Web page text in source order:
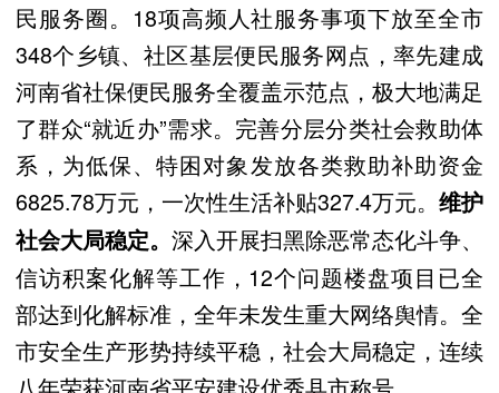
民服务圈。18项高频人社服务事项下放至全市
348个乡镇、社区基层便民服务网点，率先建成
河南省社保便民服务全覆盖示范点，极大地满足
了群众“就近办”需求。完善分层分类社会救助体
系，为低保、特困对象发放各类救助补助资金
6825.78万元，一次性生活补贴327.4万元。 维护
社会大局稳定。 深入开展扫黑除恶常态化斗争、
信访积案化解等工作，12个问题楼盘项目已全
部达到化解标准，全年未发生重大网络舆情。全
市安全生产形势持续平稳，社会大局稳定，连续